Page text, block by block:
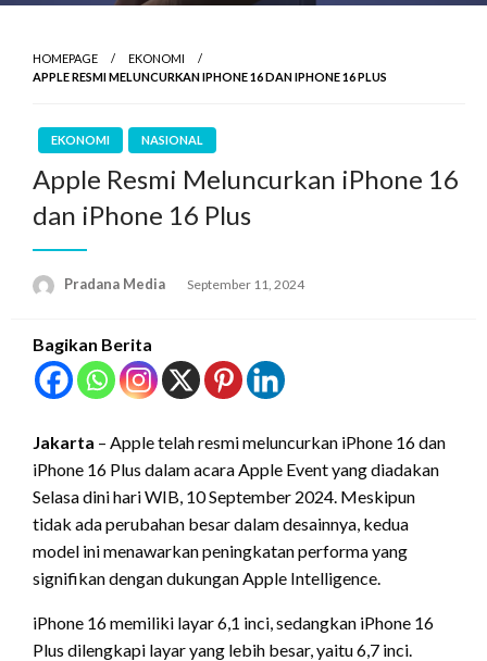
HOMEPAGE
EKONOMI
APPLE RESMI MELUNCURKAN IPHONE 16 DAN IPHONE 16 PLUS
EKONOMI NASIONAL
Apple Resmi Meluncurkan iPhone 16
dan iPhone 16 Plus
Pradana Media September 11, 2024
Bagikan Berita
Jakarta – Apple telah resmi meluncurkan iPhone 16 dan
iPhone 16 Plus dalam acara Apple Event yang diadakan
Selasa dini hari WIB, 10 September 2024. Meskipun
tidak ada perubahan besar dalam desainnya, kedua
model ini menawarkan peningkatan performa yang
signifikan dengan dukungan Apple Intelligence.
iPhone 16 memiliki layar 6,1 inci, sedangkan iPhone 16
Plus dilengkapi layar yang lebih besar, yaitu 6,7 inci.